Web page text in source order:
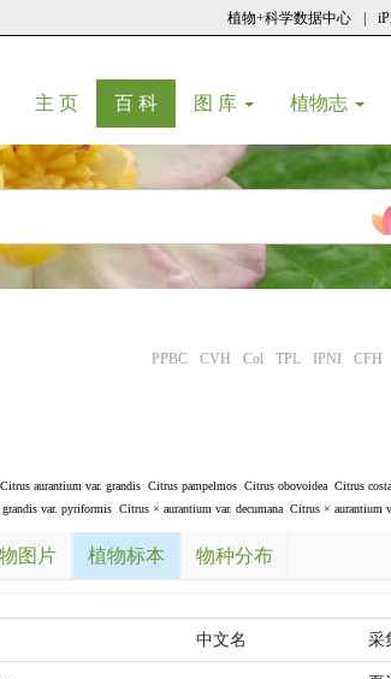
植物+科学数据中心
主 页(current)
百 科(current)
图 库 植物志
PPBC CVH Col TPL IPNI CFH
Citrus aurantium var. grandis Citrus pampelmos Citrus obovoidea Citrus
var. pyriformis Citrus × aurantium var. decumana Citrus × aurantium
图片 植物标本 物种分布
中文名 采